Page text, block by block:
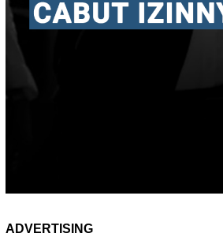
ADVERTISING